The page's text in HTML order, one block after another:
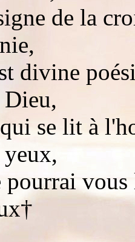
de la
divine
se lit à
yeux,